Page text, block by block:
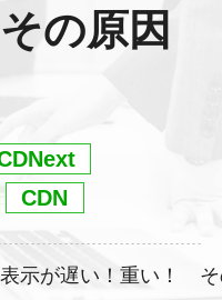
の原因
CDN
示が遅い！重い！